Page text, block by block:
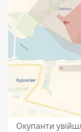
Окупанти